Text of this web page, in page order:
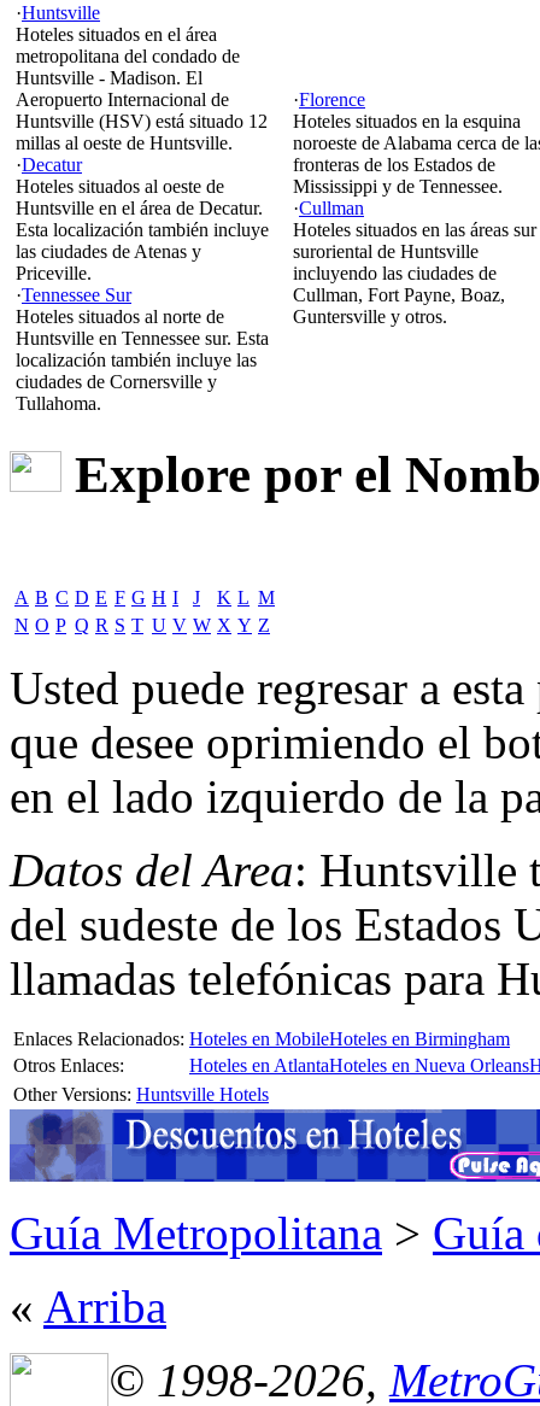
·Huntsville
Hoteles situados en el área
metropolitana del condado de
Huntsville - Madison. El
Aeropuerto Internacional de
Huntsville (HSV) está situado 12
millas al oeste de Huntsville.
·Decatur
Hoteles situados al oeste de
Huntsville en el área de Decatur.
Esta localización también incluye
las ciudades de Atenas y
Priceville.
·Tennessee Sur
Hoteles situados al norte de
Huntsville en Tennessee sur. Esta
localización también incluye las
ciudades de Cornersville y
Tullahoma.
·Florence
Hoteles situados en la esquina
noroeste de Alabama cerca de
fronteras de los Estados de
Mississippi y de Tennessee.
·Cullman
Hoteles situados en las áreas
suroriental de Huntsville
incluyendo las ciudades de
Cullman, Fort Payne, Boaz,
Guntersville y otros.
Explore por el
A B C D E F G H I J K L M
N O P Q R S T U V W X Y Z
Usted puede regresar a
que desee oprimiendo el
en el lado izquierdo de la
Datos del Area: Huntsville
del sudeste de los Estados
llamadas telefónicas para
Enlaces Relacionados: Hoteles en MobileHoteles en Birmingham
Otros Enlaces:
Hoteles en AtlantaHoteles en Nueva Orleans
Other Versions: Huntsville Hotels
Guía Metropolitana > Guía
« Arriba
© 1998-2026,